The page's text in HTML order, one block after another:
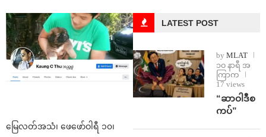
မြေလတ်အသံ၊ ဖေဖော်ဝါရီ ၁၀၊
LATEST POST
by MLAT
၁၀ နာရီ အ
ကြာက
17 views
“ဆာဝါဒီစ
ကပ်”